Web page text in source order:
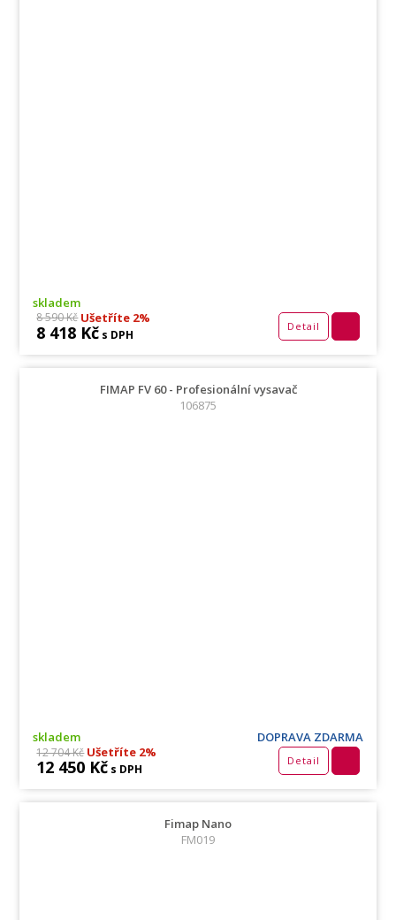
skladem
8 590 KčUšetříte 2%
8 418 Kč s DPH
Detail
FIMAP FV 60 - Profesionální vysavač
106875
skladem DOPRAVA ZDARMA
12 704 KčUšetříte 2%
12 450 Kč s DPH
Detail
Fimap Nano
FM019